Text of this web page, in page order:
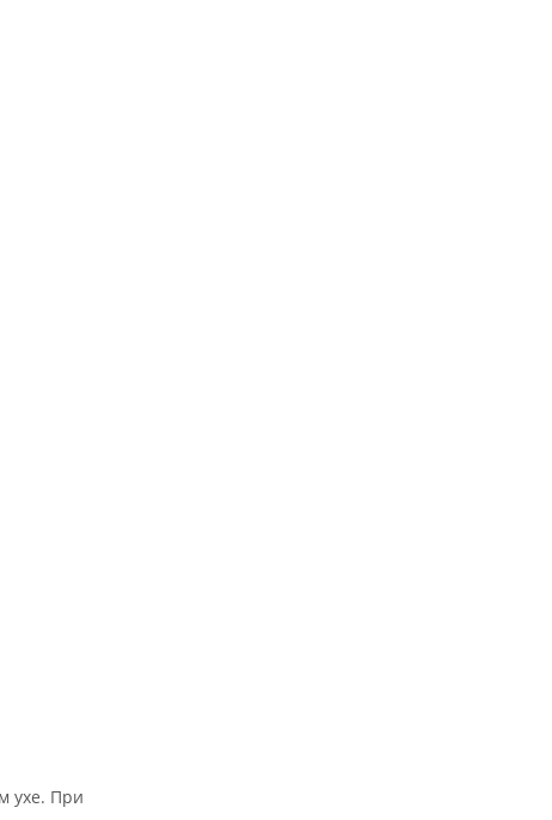
ухе. При